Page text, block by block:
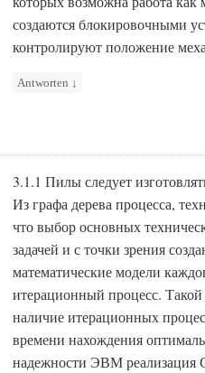
создаются блокировочными
контролируют положение
Antworten ↓
3.1.1 Пилы следует
Из графа дерева процесса,
что выбор основных
задачей и с точки зрения
математические модели
итерационный процесс. Такой
наличие итерационных
времени нахождения
надежности ЭВМ реализация